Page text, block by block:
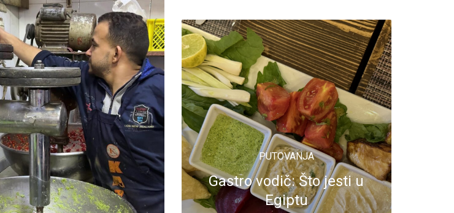
PUTOVANJA
Gastro vodič: Što jesti u
Egiptu